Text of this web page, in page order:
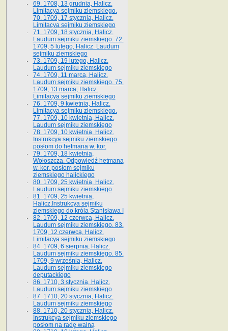
69. 1708, 13 grudnia, Halicz.
Limitacya sejmiku ziemskiego.
70. 1709, 17 stycznia, Halicz.
Limitacya sejmiku ziemskiego
71. 1709, 18 stycznia, Halicz.
Laudum sejmiku ziemskiego. 72.
1709, 5 lutego, Halicz. Laudum
sejmiku ziemskiego
73. 1709, 19 lutego, Halicz.
Laudum sejmiku ziemskiego
74. 1709, 11 marca, Halicz.
Laudum sejmiku ziemskiego. 75.
1709, 13 marca, Halicz.
Limitacya sejmiku ziemskiego
76. 1709, 9 kwietnia, Halicz.
Limitacya sejmiku ziemskiego.
77. 1709, 10 kwietnia, Halicz.
Laudum sejmiku ziemskiego
78. 1709, 10 kwietnia, Halicz.
Instrukcya sejmiku ziemskiego
posłom do hetmana w. kor.
79. 1709, 18 kwietnia,
Wołoszcza. Odpowiedź hetmana
w. kor. posłom sejmiku
ziemskiego halickiego
80. 1709, 25 kwietnia, Halicz.
Laudum sejmiku ziemskiego
81. 1709, 25 kwietnia,
Halicz.Instrukcya sejmiku
ziemskiego do króla Stanisława I
82. 1709, 12 czerwca, Halicz.
Laudum sejmiku ziemskiego. 83.
1709, 12 czerwca, Halicz.
Limitacya sejmiku ziemskiego
84. 1709, 6 sierpnia, Halicz.
Laudum sejmiku ziemskiego. 85.
1709, 9 września, Halicz.
Laudum sejmiku ziemskiego
deputackiego
86. 1710, 3 stycznia, Halicz.
Laudum sejmiku ziemskiego
87. 1710, 20 stycznia, Halicz.
Laudum sejmiku ziemskiego
88. 1710, 20 stycznia, Halicz.
Instrukcya sejmiku ziemskiego
posłom na radę walną